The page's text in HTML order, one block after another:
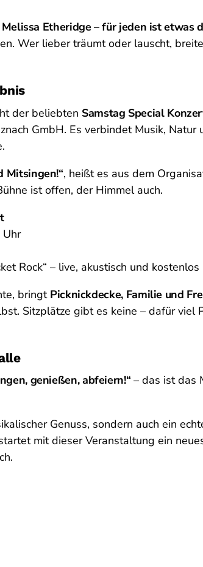
Etheridge – für jeden ist etwas
Wer lieber träumt oder lauscht,
der beliebten Samstag Special
GmbH. Es verbindet Musik, Natur
Mitsingen!“, heißt es aus dem
ist offen, der Himmel auch.
Rock“ – live, akustisch und kostenlos
bringt Picknickdecke, Familie und
Sitzplätze gibt es keine – dafür viel
genießen, abfeiern!“ – das ist das
Genuss, sondern auch ein
mit dieser Veranstaltung ein